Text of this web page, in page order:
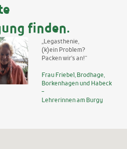
finden.
„Legasthenie,
(k)ein Problem?
Packen wir’s an!“
Frau Friebel, Brodhage,
Borkenhagen und Habeck
-
Lehrerinnen am Burgy